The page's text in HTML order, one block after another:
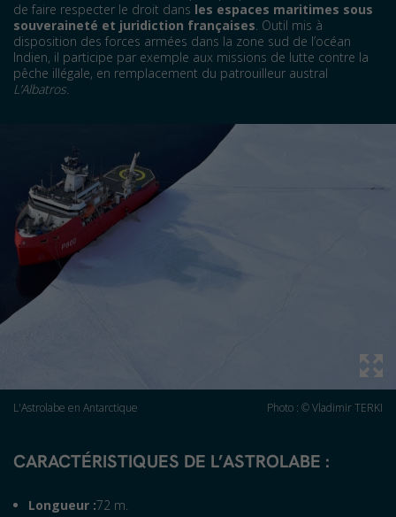
de faire respecter le droit dans les espaces maritimes sous
souveraineté et juridiction françaises. Outil mis à
disposition des forces armées dans la zone sud de l’océan
Indien, il participe par exemple aux missions de lutte contre la
pêche illégale, en remplacement du patrouilleur austral
L’Albatros.
L'Astrolabe en Antarctique Photo : © Vladimir TERKI
CARACTÉRISTIQUES DE L’ASTROLABE :
Longueur :72 m.